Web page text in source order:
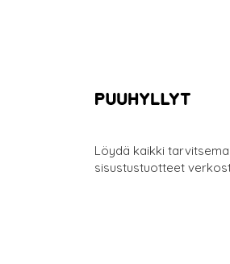
Löydä kaikki
sisustustuotteet